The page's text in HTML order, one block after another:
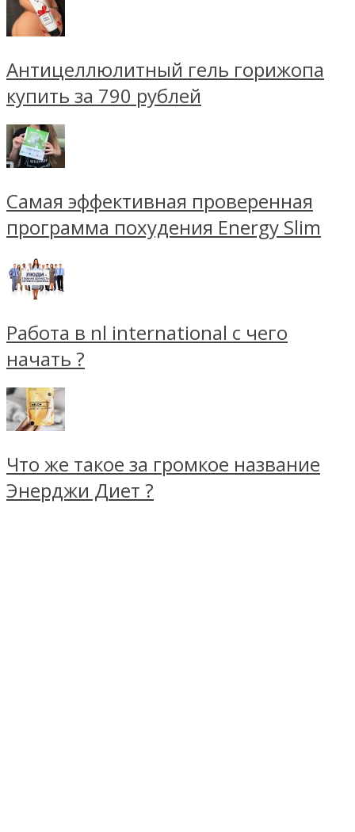
Антицеллюлитный гель горижопа
купить за 790 рублей
Самая эффективная проверенная
программа похудения Energy Slim
Работа в nl international с чего
начать ?
Что же такое за громкое название
Энерджи Диет ?